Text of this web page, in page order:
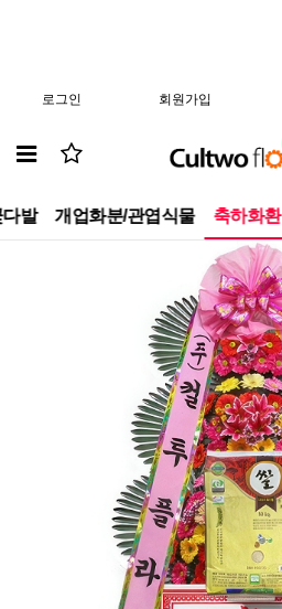
로그인 회원가입
발 개업화분/관엽식물 축하화환